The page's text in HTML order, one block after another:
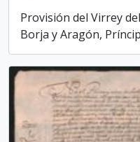
Provisión del Virrey
Borja y Aragón,